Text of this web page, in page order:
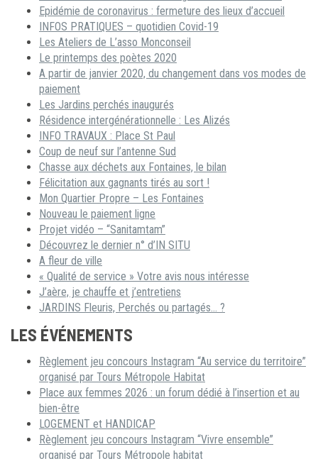
Epidémie de coronavirus : fermeture des lieux d’accueil
INFOS PRATIQUES – quotidien Covid-19
Les Ateliers de L’asso Monconseil
Le printemps des poètes 2020
A partir de janvier 2020, du changement dans vos modes de
paiement
Les Jardins perchés inaugurés
Résidence intergénérationnelle : Les Alizés
INFO TRAVAUX : Place St Paul
Coup de neuf sur l’antenne Sud
Chasse aux déchets aux Fontaines, le bilan
Félicitation aux gagnants tirés au sort !
Mon Quartier Propre – Les Fontaines
Nouveau le paiement ligne
Projet vidéo – “Sanitamtam”
Découvrez le dernier n° d’IN SITU
A fleur de ville
« Qualité de service » Votre avis nous intéresse
J’aère, je chauffe et j’entretiens
JARDINS Fleuris, Perchés ou partagés… ?
LES ÉVÉNEMENTS
Règlement jeu concours Instagram “Au service du territoire”
organisé par Tours Métropole Habitat
Place aux femmes 2026 : un forum dédié à l’insertion et au
bien-être
LOGEMENT et HANDICAP
Règlement jeu concours Instagram “Vivre ensemble”
organisé par Tours Métropole habitat